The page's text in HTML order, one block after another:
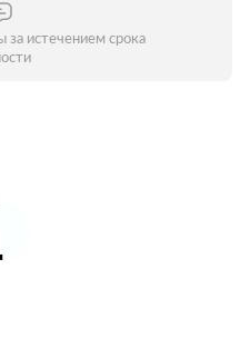
за истечением срока